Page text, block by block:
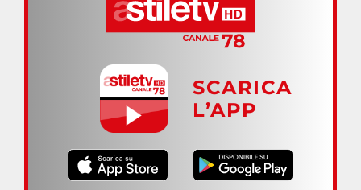
SCARICA
L’APP